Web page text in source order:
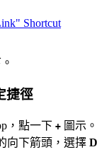
Shortcut
捷徑
，點一下 + 圖示。
向下箭頭，選擇